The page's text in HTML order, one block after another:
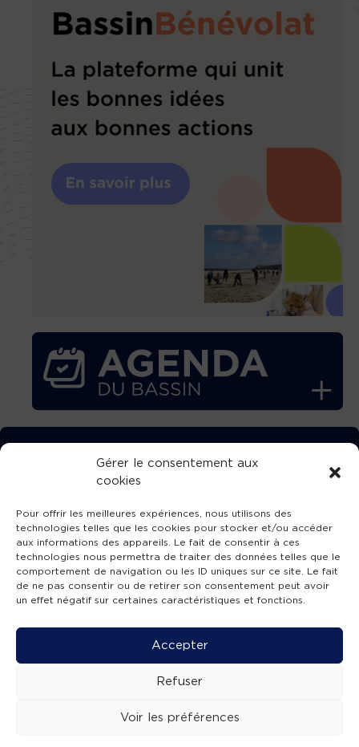
Gérer le consentement aux
cookies
Pour offrir les meilleures expériences, nous utilisons des
technologies telles que les cookies pour stocker et/ou accéder
aux informations des appareils. Le fait de consentir à ces
technologies nous permettra de traiter des données telles que le
comportement de navigation ou les ID uniques sur ce site. Le fait
de ne pas consentir ou de retirer son consentement peut avoir
un effet négatif sur certaines caractéristiques et fonctions.
Accepter
Refuser
Voir les préférences
TÉLÉCHARGEZ GRATUITEMENT
L’APPLICATION TVBA !
SUIVEZ-NOUS !
Mentions légales -Accessibilité